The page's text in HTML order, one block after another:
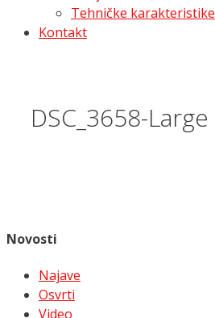
Tehničke karakteristike
Kontakt
DSC_3658-Large
Novosti
Najave
Osvrti
Video